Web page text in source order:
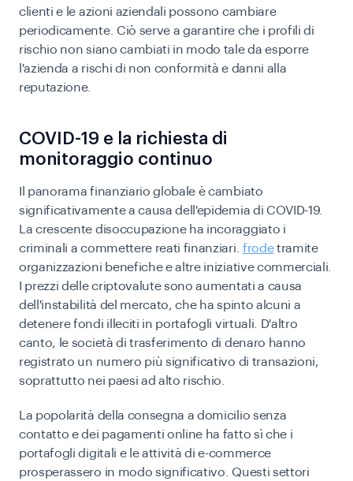
clienti e le azioni aziendali possono cambiare
periodicamente. Ciò serve a garantire che i profili di
rischio non siano cambiati in modo tale da esporre
l'azienda a rischi di non conformità e danni alla
reputazione.
COVID-19 e la richiesta di
monitoraggio continuo
Il panorama finanziario globale è cambiato
significativamente a causa dell'epidemia di COVID-19.
La crescente disoccupazione ha incoraggiato i
criminali a commettere reati finanziari. frodetramite
organizzazioni benefiche e altre iniziative commerciali.
I prezzi delle criptovalute sono aumentati a causa
dell'instabilità del mercato, che ha spinto alcuni a
detenere fondi illeciti in portafogli virtuali. D'altro
canto, le società di trasferimento di denaro hanno
registrato un numero più significativo di transazioni,
soprattutto nei paesi ad alto rischio.
La popolarità della consegna a domicilio senza
contatto e dei pagamenti online ha fatto sì che i
portafogli digitali e le attività di e-commerce
prosperassero in modo significativo. Questi settori